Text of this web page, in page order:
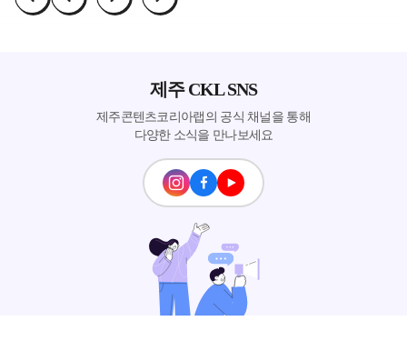
제주 CKL SNS
제주콘텐츠코리아랩의 공식 채널을 통해
다양한 소식을 만나보세요